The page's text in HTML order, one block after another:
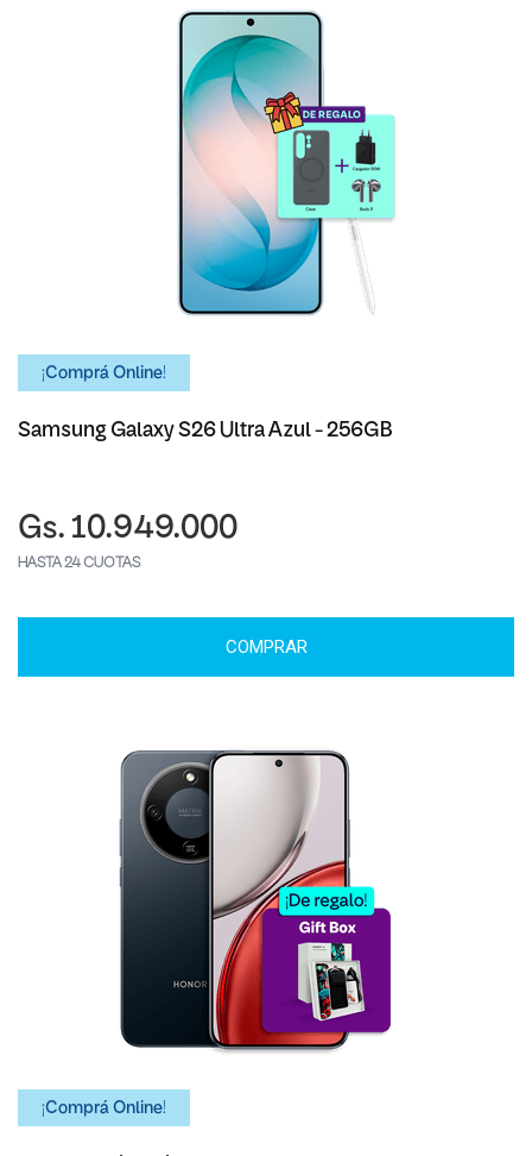
¡Comprá Online!
Samsung Galaxy S26 Ultra Azul - 256GB
Gs. 10.949.000
HASTA 24 CUOTAS
COMPRAR
¡Comprá Online!